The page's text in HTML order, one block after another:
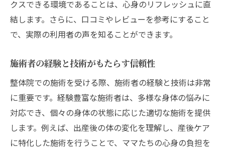
クスできる環境であることは、心身のリフレッシュに直
結します。さらに、口コミやレビューを参考にすること
で、実際の利用者の声を知ることができます。
施術者の経験と技術がもたらす信頼性
整体院での施術を受ける際、施術者の経験と技術は非常
に重要です。経験豊富な施術者は、多様な身体の悩みに
対応でき、個々の身体の状態に応じた適切な施術を提供
します。例えば、出産後の体の変化を理解し、産後ケア
に特化した施術を行うことで、ママたちの心身の負担を